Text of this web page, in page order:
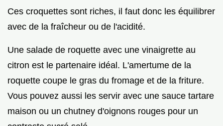
Ces croquettes sont riches, il faut donc les équilibrer
avec de la fraîcheur ou de l'acidité.
Une salade de roquette avec une vinaigrette au
citron est le partenaire idéal. L'amertume de la
roquette coupe le gras du fromage et de la friture.
Vous pouvez aussi les servir avec une sauce tartare
maison ou un chutney d'oignons rouges pour un